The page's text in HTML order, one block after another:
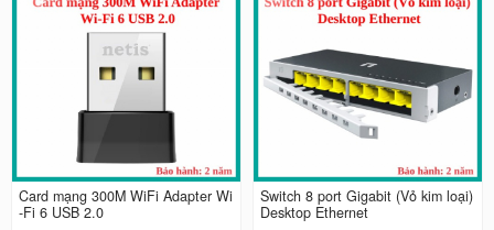
Card mạng 300M WiFi Adapter Wi
-Fi 6 USB 2.0
Switch 8 port Gigabit (Vỏ kim loại)
Desktop Ethernet